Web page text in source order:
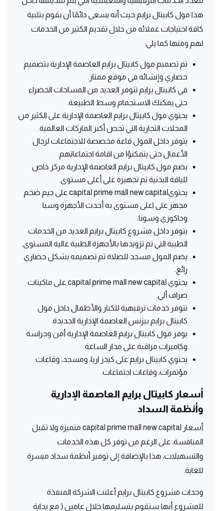
هذا مول كابيتال برايم حيث أنه يسعى دائمًا أن يقوم بتلبية
كافة احتياجات عملائه من خلال تقديم الكثير من الخدمات
لهم ومنها كما يلي:
تم تصميم مول كابيتال برايم العاصمة الإدارية بتصميم
حضاري وإنشائه في موقع ممتاز.
في كابيتال برايم تتوفر العديد من المساحات الخضراء
حتى يمكنك الاستجمام وسط الطبيعة.
يحتوي مول كابيتال برايم العاصمة الإدارية على الكثير من
المحلات التجارية التي تخص أكبر الماركات العالمية.
يتوفر داخل المول قاعة مخصصة للاجتماعات لرجال
الأعمال حتى يتمكنوْا من اقامة اجتماعاتهم.
يضم مول كابيتال برايم العاصمة الإدارية مركز خاص
للياقة البدنية تم تجهيزه على أعلى مستوى.
يحتويcapital prime mall new capital على جيم ضخم
مجهز على اعلى مستوى به أحدث الأجهزة وسبا
وجاكوزي وسونا.
يتوفر داخل مشروع كابيتال برايم العديد من الخدمات
الطبية التي تم تزويدها بالأجهزة الطبية عالية المستوى.
يضم المول مسجد للصلاة تم تصميمه بشكل حضاري
رائع.
يحتوي capital prime mall new capital على ماكينات
صراف ألي.
تتوفر خدمات ترفيهية للكبار والأطفال داخل مول
كابيتال برايم بيزنس العاصمة الإدارية الجديدة.
يوفر مول كابيتال برايم العاصمة الإدارية أمن وحراسة
وكاميرات مراقبة على مدار الساعة.
يحتوي كابيتال برايم على كيدز اريا، ومسجد، وقاعات
مؤتمرات، وقاعات اجتماعات.
أسعار كابيتال برايم العاصمة الإدارية
وأنظمة السداد
أسعار capital prime mall new capital متميزة ولا تقبل
المنافسة، على الرغم من توفر كل هذه الخدمات
والتسهيلات، هذا بالإضافة إلى توفير أنظمة سداد ميسرة
للغاية.
وحدات مشروع كابيتال برايم أعلنت الشركة المنفذة
للمشروع أنها ستقوم بتسليمها خلال عامين ( مع بداية